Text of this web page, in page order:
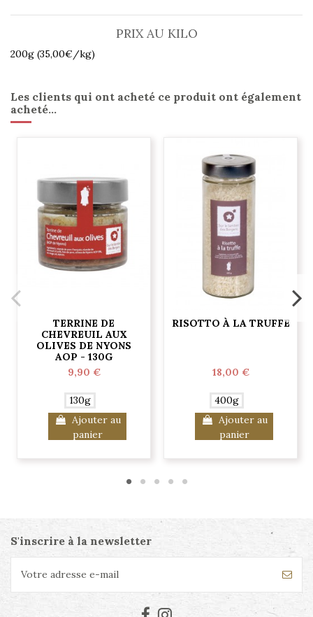
PRIX AU KILO
200g (35,00€/kg)
Les clients qui ont acheté ce produit ont également
acheté...
TERRINE DE
CHEVREUIL AUX
OLIVES DE NYONS
AOP - 130G
9,90 €
130g
Ajouter au
panier
RISOTTO À LA TRUFFE
18,00 €
400g
Ajouter au
panier
S'inscrire à la newsletter